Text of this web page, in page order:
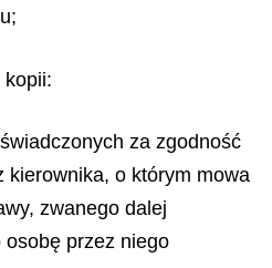
kopii:
za zgodność
kierownika, o którym mowa
zwanego dalej
przez niego